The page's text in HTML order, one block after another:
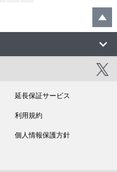
延長保証サービス
利用規約
個人情報保護方針